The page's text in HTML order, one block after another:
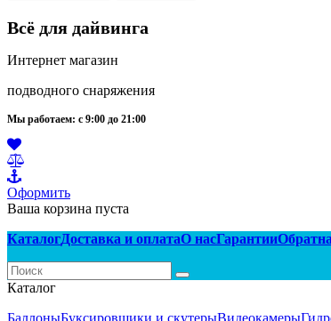
Всё для дайвинга
Интернет магазин
подводного снаряжения
Мы работаем: с 9:00 до 21:00
Оформить
Ваша корзина пуста
КаталогДоставка и оплатаО насГарантии
Каталог
БаллоныБуксировщики и скутерыВидеокамеры